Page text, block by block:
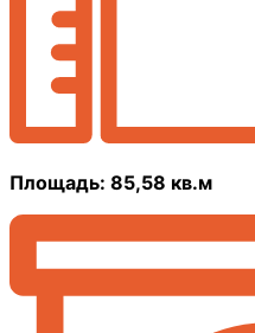
Площадь: 85,58 кв.м